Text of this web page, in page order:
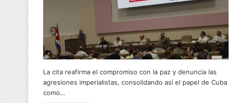
La cita reafirma el compromiso con la paz y denuncia las
agresiones imperialistas, consolidando así el papel de Cuba
como…